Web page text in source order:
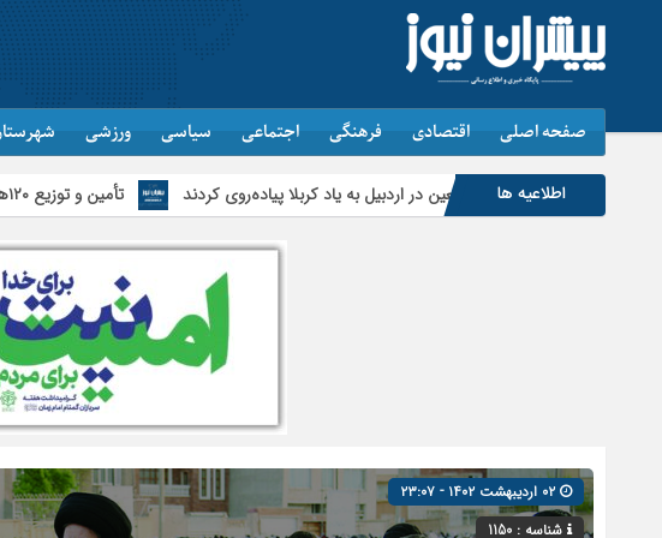
صفحه اصلی اقتصادی فرهنگی اجتماعی سیاسی ورزشی
اطلاعیه ها
اربعین در اردبیل به یاد کربلا پیاده‌روی کردند تأمین و توزیع ۱۲۰هزار تن کالای اساسی در استان اردبیل/ خط دوم ایکس‌ری گمرک بیله‌سوار با تجهیزات مدرن عملیاتی خواهد شد
شناسه : 1150